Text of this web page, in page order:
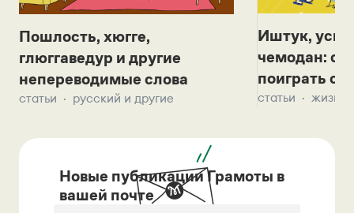
Пошлость, хюгге,
глюггаведур и другие
непереводимые слова
статьи русский и другие
Иштук,
чемодан:
поиграть с
статьи жизнь
Новые публикации Грамоты в
вашей почте